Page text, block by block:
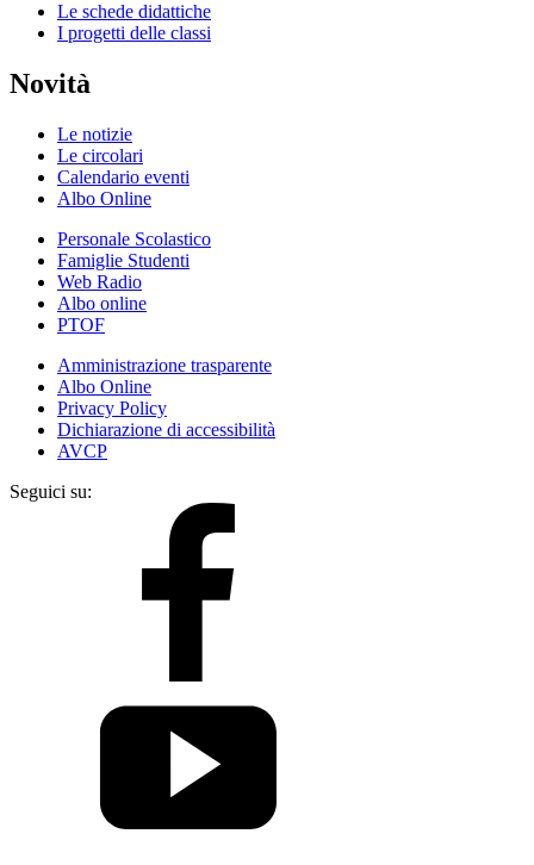
Le schede didattiche
I progetti delle classi
Novità
Le notizie
Le circolari
Calendario eventi
Albo Online
Personale Scolastico
Famiglie Studenti
Web Radio
Albo online
PTOF
Amministrazione trasparente
Albo Online
Privacy Policy
Dichiarazione di accessibilità
AVCP
Seguici su: